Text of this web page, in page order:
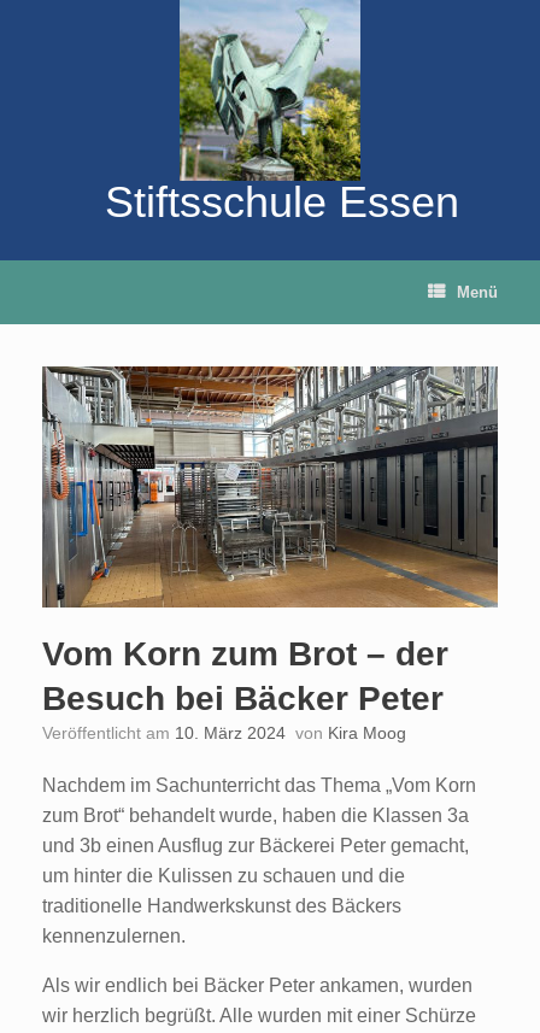
Stiftsschule Essen
Menü
Vom Korn zum Brot – der
Besuch bei Bäcker Peter
Veröffentlicht am 10. März 2024 von Kira Moog
Nachdem im Sachunterricht das Thema „Vom Korn
zum Brot“ behandelt wurde, haben die Klassen 3a
und 3b einen Ausflug zur Bäckerei Peter gemacht,
um hinter die Kulissen zu schauen und die
traditionelle Handwerkskunst des Bäckers
kennenzulernen.
Als wir endlich bei Bäcker Peter ankamen, wurden
wir herzlich begrüßt. Alle wurden mit einer Schürze